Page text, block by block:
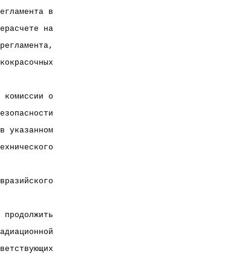
в
на
о
указанном